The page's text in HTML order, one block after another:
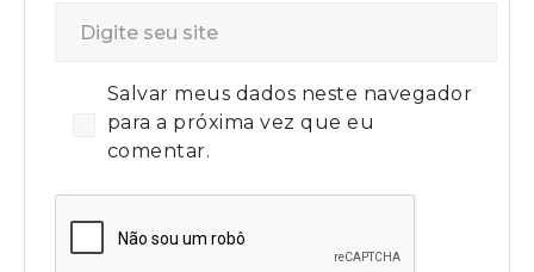
Salvar meus dados neste navegador
para a próxima vez que eu
comentar.